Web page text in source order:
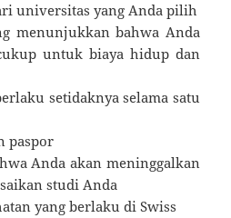
universitas yang Anda pilih
menunjukkan bahwa Anda
untuk biaya hidup dan
setidaknya selama satu
paspor
Anda akan meninggalkan
studi Anda
yang berlaku di Swiss